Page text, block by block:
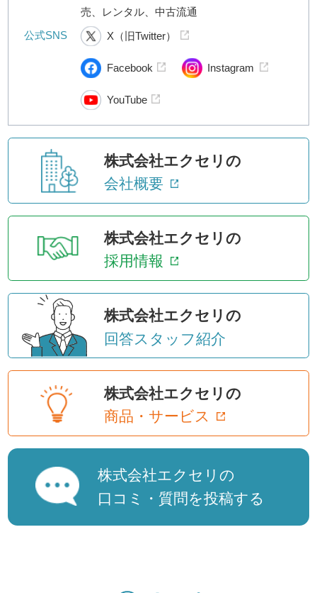
売、レンタル、中古流通
公式SNS
X（旧Twitter）
Facebook Instagram
YouTube
株式会社エクセリの
会社概要
株式会社エクセリの
採用情報
株式会社エクセリの
回答スタッフ紹介
株式会社エクセリの
商品・サービス
株式会社エクセリの
口コミ・質問を投稿する